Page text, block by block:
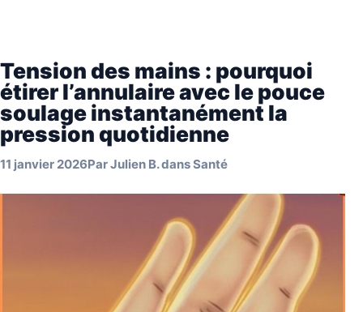
Tension des mains : pourquoi
étirer l’annulaire avec le pouce
soulage instantanément la
pression quotidienne
11 janvier 2026ParJulien B.dansSanté